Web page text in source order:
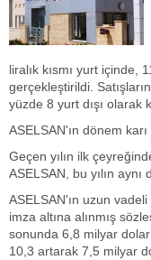
liralık kısmı yurt içinde,
gerçekleştirildi.
yüzde 8 yurt dışı olarak
ASELSAN'ın dönem
Geçen yılın ilk
ASELSAN, bu yılın aynı
ASELSAN'ın uzun
imza altına alınmış
sonunda 6,8 milyar
10,3 artarak 7,5 milyar